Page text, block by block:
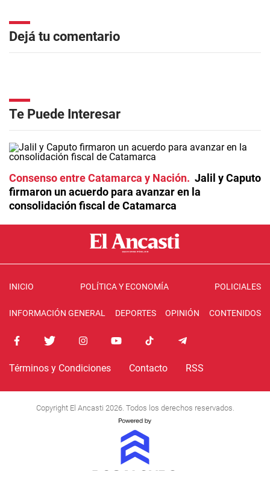
Dejá tu comentario
Te Puede Interesar
Consenso entre Catamarca y Nación
Jalil y Caputo
firmaron un acuerdo para avanzar en la
consolidación fiscal de Catamarca
INICIO POLÍTICA Y ECONOMÍA POLICIALES
INFORMACIÓN GENERAL DEPORTES OPINIÓN CONTENIDOS
Términos y Condiciones Contacto RSS
Copyright El Ancasti 2026. Todos los derechos reservados.